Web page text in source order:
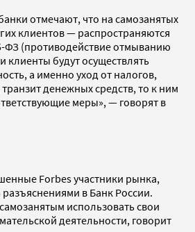
отмечают, что на самозанятых
клиентов — распространяются
ФЗ (противодействие отмыванию
клиенты будут осуществлять
а именно уход от налогов,
денежных средств, то к ним
меры», — говорят в
Forbes участники рынка,
в Банк России.
использовать свои
деятельности, говорит